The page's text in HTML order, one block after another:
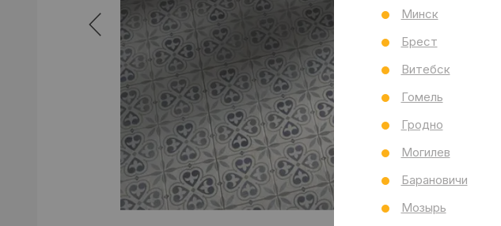
Минск
Брест
Витебск
Гомель
Гродно
Могилев
Барановичи
Мозырь